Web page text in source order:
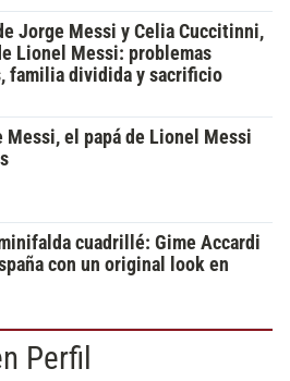
Jorge Messi y Celia Cuccitinni,
Lionel Messi: problemas
familia dividida y sacrificio
Messi, el papá de Lionel Messi
cuadrillé: Gime Accardi
con un original look en
Perfil